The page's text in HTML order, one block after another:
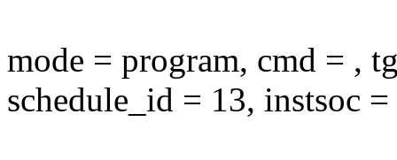
mode = program, cmd = ,
schedule_id = 13, instsoc